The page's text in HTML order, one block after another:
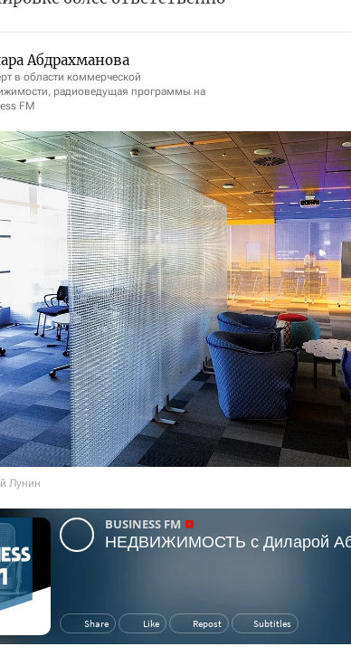
Абдрахманова
в области коммерческой
радиоведущая программы на
FM
Лунин